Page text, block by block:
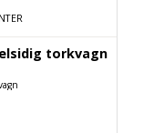
torkvagn